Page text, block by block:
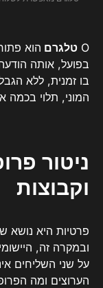
O טלגרם הוא
בפועל, אותה
בו זמנית, ללא
המוני, תלוי בכמה
ניטור
וקבוצות
פרטיות היא נושא
ובמקרה זה,
על שני השליחים
הערוצים ומה